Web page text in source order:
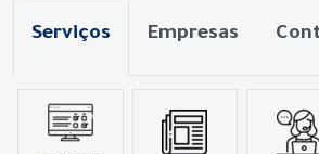
Serviços Empresas